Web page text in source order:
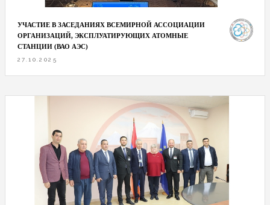
УЧАСТИЕ В ЗАСЕДАНИЯХ ВСЕМИРНОЙ АССОЦИАЦИИ
ОРГАНИЗАЦИЙ, ЭКСПЛУАТИРУЮЩИХ АТОМНЫЕ
СТАНЦИИ (ВАО АЭС)
27.10.2025